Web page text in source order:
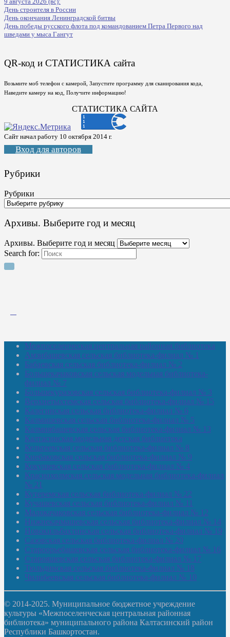
День строителя в России
День окончания Ленинградской битвы
День победы русского флота под командованием Петра Первого над
шведами у мыса Гангут
QR-код и СТАТИСТИКА сайта
Возьмите моб телефон с камерой, Запустите программу для сканирования кода,
Наведите камеру на код, Получите информацию!
СТАТИСТИКА САЙТА
Сайт начал работу 10 октября 2014 г.
Вход для авторов
Рубрики
Рубрики
Архивы. Выберите год и месяц
Архивы. Выберите год и месяц
Search for:
Межпоселенческая центральная районная библиотека
Амзибашевская сельская библиотека-филиал № 1
Бабаевская сельская библиотека-филиал № 2
Большекачаковская сельская модельная библиотека-
филиал № 7
Большекуразовская сельская библиотека-филиал № 3
Верхнетыхтемская сельская библиотека-филиал № 15
Калегинская сельская библиотека-филиал № 6
Калмашевская сельская библиотека-филиал № 5
Калмиябашевская сельская библиотека-филиал № 13
Калтасинская модельная детская библиотека
Кельтеевская сельская библиотека-филиал № 8
Киебаковская сельская библиотека-филиал № 9
Кокушевская сельская библиотека-филиал № 4
Краснохолмская сельская модельная библиотека-филиал
№ 21
Кутеремская сельская библиотека-филиал № 22
Кучашевская сельская библиотека-филиал № 11
Малокачаковская сельская библиотека-филиал № 12
Нижнекачмашевская сельская библиотека-филиал № 14
Новокильбахтинская сельская библиотека-филиал № 19
Сазовская сельская библиотека-филиал № 20
Староорьебашевская сельская библиотека-филиал № 16
Старояшевская сельская библиотека-филиал № 17
Тюльдинская сельская библиотека-филиал № 18
Чилибеевская сельская библиотека-филиал № 10
© 2014-2025. Муниципальное бюджетное учреждение
культуры «Межпоселенческая центральная районная
библиотека» муниципального района Калтасинский район
Республики Башкортостан.